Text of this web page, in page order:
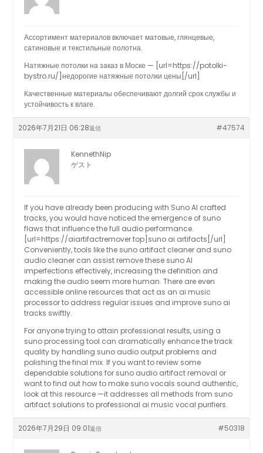
Ассортимент материалов включает матовые, глянцевые,
сатиновые и текстильные полотна.
Натяжные потолки на заказ в Моске — [url=https://potolki-
bystro.ru/]недорогие натяжные потолки цены[/url]
Качественные материалы обеспечивают долгий срок службы и
устойчивость к влаге.
2026年7月21日 06:28 #47574
返信
KennethNip
ゲスト
If you have already been producing with Suno AI crafted
tracks, you would have noticed the emergence of suno
flaws that influence the full audio performance.
[url=https://aiartifactremover.top]suno ai artifacts[/url]
Conveniently, tools like the suno artifact cleaner and suno
audio cleaner can assist remove these suno AI
imperfections effectively, increasing the definition and
making the audio seem more human. There are even
accessible online resources that act as an ai music
processor to address regular issues and improve suno ai
tracks swiftly.
For anyone trying to attain professional results, using a
suno processing tool can dramatically enhance the track
quality by handling suno audio output problems and
polishing the final mix. If you want to review some
dependable solutions for suno audio artifact removal or
want to find out how to make suno vocals sound authentic,
look at this resource —it addresses all methods from suno
artifact solutions to professional ai music vocal purifiers.
2026年7月29日 09:01 #50318
返信